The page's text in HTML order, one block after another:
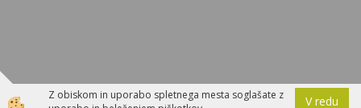
Z obiskom in uporabo spletnega mesta soglašate z
V redu